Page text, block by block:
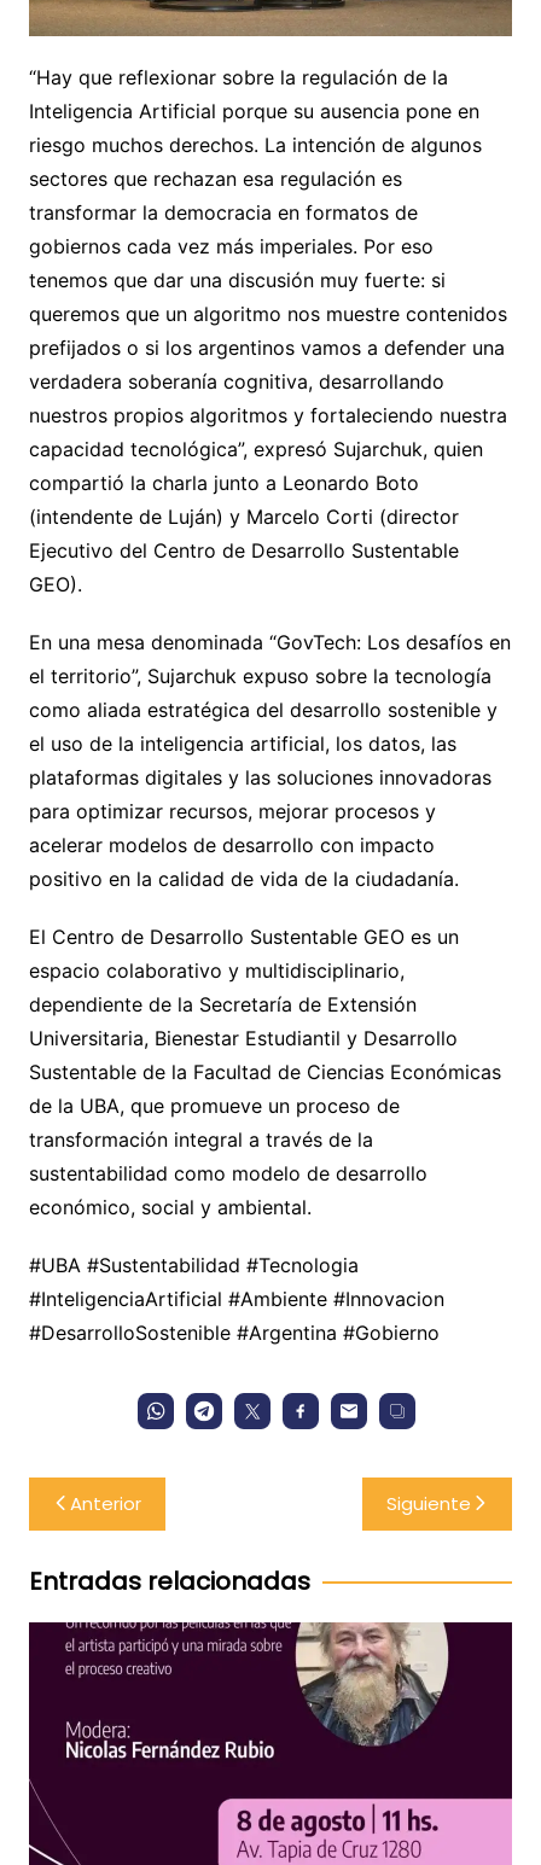
“Hay que reflexionar sobre la regulación de la
Inteligencia Artificial porque su ausencia pone en
riesgo muchos derechos. La intención de algunos
sectores que rechazan esa regulación es
transformar la democracia en formatos de
gobiernos cada vez más imperiales. Por eso
tenemos que dar una discusión muy fuerte: si
queremos que un algoritmo nos muestre contenidos
prefijados o si los argentinos vamos a defender una
verdadera soberanía cognitiva, desarrollando
nuestros propios algoritmos y fortaleciendo nuestra
capacidad tecnológica”, expresó Sujarchuk, quien
compartió la charla junto a Leonardo Boto
(intendente de Luján) y Marcelo Corti (director
Ejecutivo del Centro de Desarrollo Sustentable
GEO).
En una mesa denominada “GovTech: Los desafíos en
el territorio”, Sujarchuk expuso sobre la tecnología
como aliada estratégica del desarrollo sostenible y
el uso de la inteligencia artificial, los datos, las
plataformas digitales y las soluciones innovadoras
para optimizar recursos, mejorar procesos y
acelerar modelos de desarrollo con impacto
positivo en la calidad de vida de la ciudadanía.
El Centro de Desarrollo Sustentable GEO es un
espacio colaborativo y multidisciplinario,
dependiente de la Secretaría de Extensión
Universitaria, Bienestar Estudiantil y Desarrollo
Sustentable de la Facultad de Ciencias Económicas
de la UBA, que promueve un proceso de
transformación integral a través de la
sustentabilidad como modelo de desarrollo
económico, social y ambiental.
#UBA #Sustentabilidad #Tecnologia
#InteligenciaArtificial #Ambiente #Innovacion
#DesarrolloSostenible #Argentina #Gobierno
Navegación
de
entradas
Anterior Siguiente
Entradas relacionadas